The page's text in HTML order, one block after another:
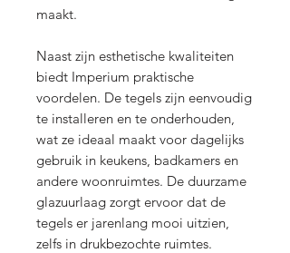
maakt.
Naast zijn esthetische kwaliteiten
biedt Imperium praktische
voordelen. De tegels zijn eenvoudig
te installeren en te onderhouden,
wat ze ideaal maakt voor dagelijks
gebruik in keukens, badkamers en
andere woonruimtes. De duurzame
glazuurlaag zorgt ervoor dat de
tegels er jarenlang mooi uitzien,
zelfs in drukbezochte ruimtes.